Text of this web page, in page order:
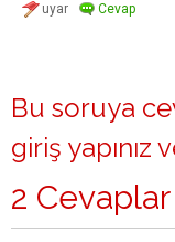
Bu soruya
giriş yapınız
2 Cevaplar